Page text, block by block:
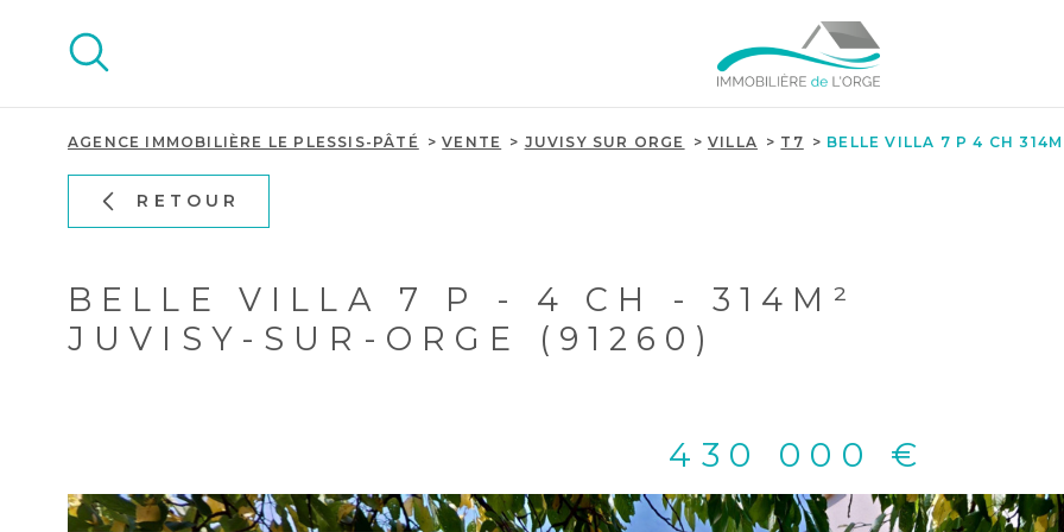
contenu
AGENCE IMMOBILIÈRE LE PLESSIS-PÂTÉ VENTE JUVISY SUR ORGE VILLA T7 BELLE VILLA 7 P 4 CH 314M
RETOUR
BELLE VILLA 7 P - 4 CH - 314M²
JUVISY-SUR-ORGE (91260)
430 000 €